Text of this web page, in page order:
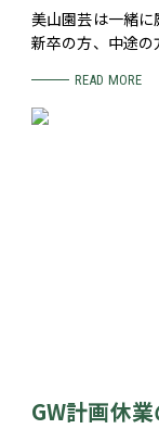
美山園芸は一緒に
新卒の方、中途
READ MORE
GW計画休